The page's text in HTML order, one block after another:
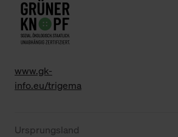
www.gk-
info.eu/trigema
Ursprungsland